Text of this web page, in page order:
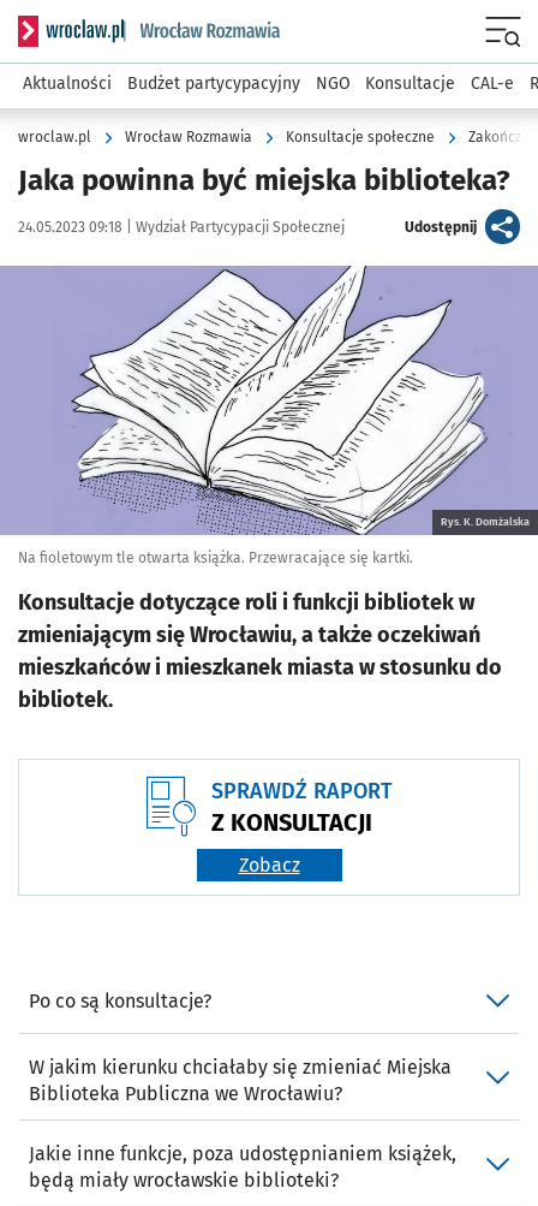
Serwis informacyjny wroclaw.pl podserwis: Rozmawia
Aktualności Budżet partycypacyjny NGO Konsultacje CAL-e
wroclaw.pl Wrocław Rozmawia Konsultacje społeczne
Jaka powinna być miejska biblioteka?
Data publikacji:
24.05.2023 09:18 | Autor:
Wydział Partycypacji Społecznej Udostępnijartykuł
Rys. K. Domżalska
Na fioletowym tle otwarta książka. Przewracające się kartki.
Konsultacje dotyczące roli i funkcji bibliotek w
zmieniającym się Wrocławiu, a także oczekiwań
mieszkańców i mieszkanek miasta w stosunku do
bibliotek.
SPRAWDŹ RAPORT
Z KONSULTACJI
Zobacz
Po co są konsultacje?
W jakim kierunku chciałaby się zmieniać Miejska
Biblioteka Publiczna we Wrocławiu?
Jakie inne funkcje, poza udostępnianiem książek,
będą miały wrocławskie biblioteki?